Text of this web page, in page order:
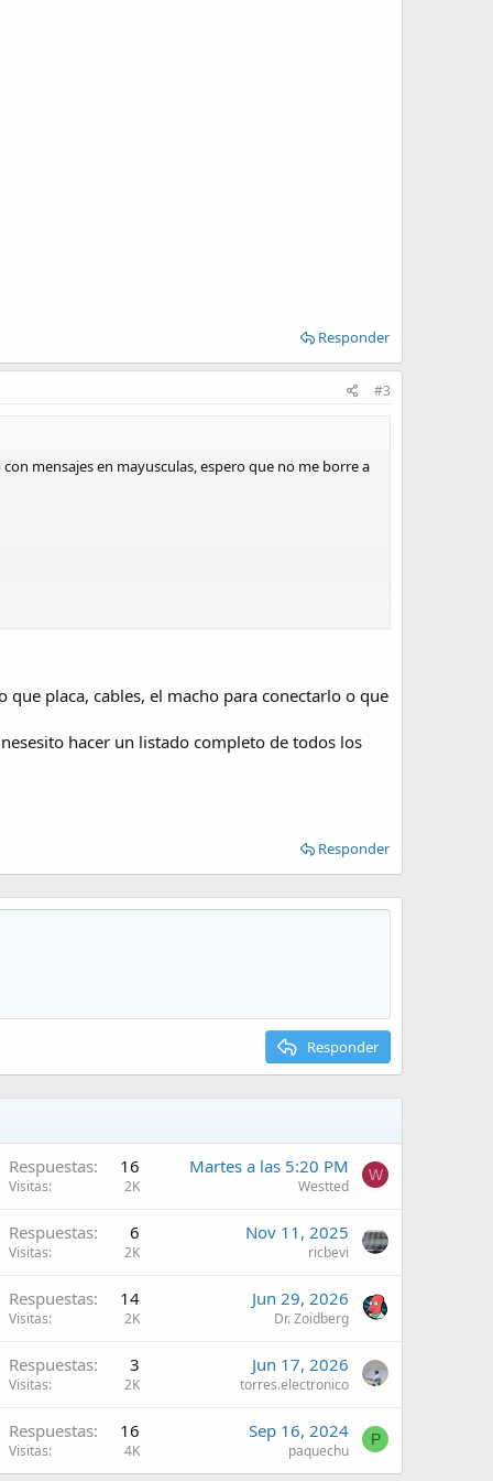
Responder
#3
mensajes en mayusculas, espero que no me borre a
placa, cables, el macho para conectarlo o que
hacer un listado completo de todos los
Responder
Responder
Respuestas 16
Visitas 2K
Martes a las 5:20 PM
Westted
W
Respuestas 6
Visitas 2K
Nov 11, 2025
ricbevi
Respuestas 14
Visitas 2K
Jun 29, 2026
Dr. Zoidberg
Respuestas 3
Visitas 2K
Jun 17, 2026
torres.electronico
Respuestas 16
Visitas 4K
Sep 16, 2024
paquechu
P